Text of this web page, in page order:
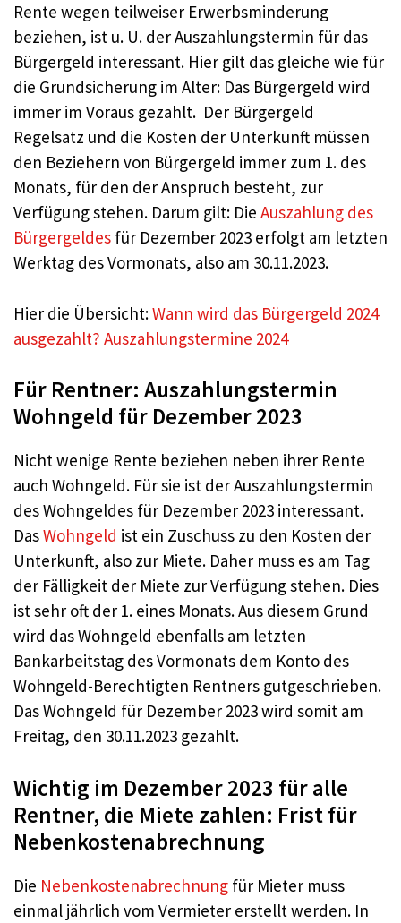
Rente wegen teilweiser Erwerbsminderung
beziehen, ist u. U. der Auszahlungstermin für das
Bürgergeld interessant. Hier gilt das gleiche wie für
die Grundsicherung im Alter: Das Bürgergeld wird
immer im Voraus gezahlt. Der Bürgergeld
Regelsatz und die Kosten der Unterkunft müssen
den Beziehern von Bürgergeld immer zum 1. des
Monats, für den der Anspruch besteht, zur
Verfügung stehen. Darum gilt: Die Auszahlung des
Bürgergeldes für Dezember 2023 erfolgt am letzten
Werktag des Vormonats, also am 30.11.2023.
Hier die Übersicht:Wann wird das Bürgergeld 2024
ausgezahlt? Auszahlungstermine 2024
Für Rentner: Auszahlungstermin
Wohngeld für Dezember 2023
Nicht wenige Rente beziehen neben ihrer Rente
auch Wohngeld. Für sie ist der Auszahlungstermin
des Wohngeldes für Dezember 2023 interessant.
DasWohngeld ist ein Zuschuss zu den Kosten der
Unterkunft, also zur Miete. Daher muss es am Tag
der Fälligkeit der Miete zur Verfügung stehen. Dies
ist sehr oft der 1. eines Monats. Aus diesem Grund
wird das Wohngeld ebenfalls am letzten
Bankarbeitstag des Vormonats dem Konto des
Wohngeld-Berechtigten Rentners gutgeschrieben.
Das Wohngeld für Dezember 2023 wird somit am
Freitag, den 30.11.2023 gezahlt.
Wichtig im Dezember 2023 für alle
Rentner, die Miete zahlen: Frist für
Nebenkostenabrechnung
Die Nebenkostenabrechnung für Mieter muss
einmal jährlich vom Vermieter erstellt werden. In